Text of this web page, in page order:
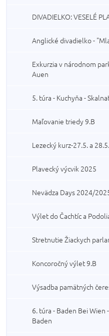
DIVADIELKO: VESELÉ
Anglické divadielko -
Exkurzia v národnom
Auen
5. túra - Kuchyňa -
Maľovanie triedy 9.B
Lezecký kurz-27.5. a
Plavecký výcvik 2025
Nevädza Days 2024/
Výlet do Čachtíc a
Stretnutie Žiackych
Koncoročný výlet 9.B
Výsadba pamätných
6. túra - Baden Bei
Baden